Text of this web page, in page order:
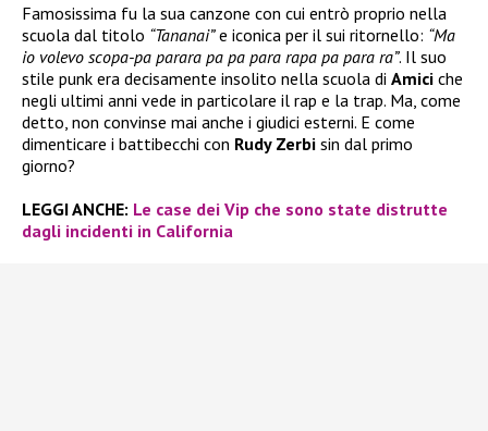
Famosissima fu la sua canzone con cui entrò proprio nella
scuola dal titolo “Tananai”e iconica per il sui ritornello: “Ma
io volevo scopa-pa parara pa pa para rapa pa para ra”. Il suo
stile punk era decisamente insolito nella scuola di Amici che
negli ultimi anni vede in particolare il rap e la trap. Ma, come
detto, non convinse mai anche i giudici esterni. E come
dimenticare i battibecchi con Rudy Zerbi sin dal primo
giorno?
LEGGI ANCHE: Le case dei Vip che sono state distrutte
dagli incidenti in California